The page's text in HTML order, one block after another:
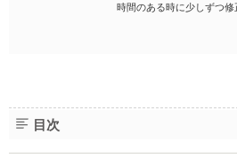
時間のある時に少しずつ修
目次